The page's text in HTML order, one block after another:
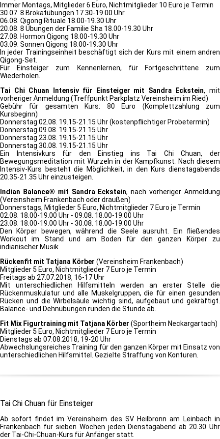
Immer Montags, Mitglieder 6 Euro, Nichtmitglieder 10 Euro je Termin
30.07. 8 Brokatübungen 17.30-19.00 Uhr
06.08. Qigong Rituale 18.00-19.30 Uhr
20.08. 8 Übungen der Familie Sha 18.00-19.30 Uhr
27.08. Hormon Qigong 18.00-19.30 Uhr
03.09. Sonnen Qigong 18.00-19.30 Uhr
In jeder Trainingseinheit beschäftigt sich der Kurs mit einem andren
Qigong-Set.
Für Einsteiger zum Kennenlernen, für Fortgeschrittene zum
Wiederholen.
Tai Chi Chuan Intensiv für Einsteiger mit Sandra Eckstein, mit
vorheriger Anmeldung (Treffpunkt Parkplatz Vereinsheim im Ried)
Gebühr für gesamten Kurs: 80 Euro (Komplettzahlung zum
Kursbeginn)
Donnerstag 02.08. 19.15-21.15 Uhr (kostenpflichtiger Probetermin)
Donnerstag 09.08. 19.15-21.15 Uhr
Donnerstag 23.08. 19.15-21.15 Uhr
Donnerstag 30.08. 19.15-21.15 Uhr
Ein Intensivkurs für den Einstieg ins Tai Chi Chuan, der
Bewegungsmeditation mit Wurzeln in der Kampfkunst. Nach diesem
Intensiv-Kurs besteht die Möglichkeit, in den Kurs dienstagabends
20.35-21.35 Uhr einzusteigen.
Indian Balance® mit Sandra Eckstein, nach vorheriger Anmeldung
(Vereinsheim Frankenbach oder draußen)
Donnerstags, Mitglieder 5 Euro, Nichtmitglieder 7 Euro je Termin
02.08. 18.00-19.00 Uhr - 09.08. 18.00-19.00 Uhr
23.08. 18.00-19.00 Uhr - 30.08. 18.00-19.00 Uhr
Den Körper bewegen, während die Seele ausruht. Ein fließendes
Workout im Stand und am Boden für den ganzen Körper zu
indianischer Musik
Rückenfit mit Tatjana Körber (Vereinsheim Frankenbach)
Mitglieder 5 Euro, Nichtmitglieder 7 Euro je Termin
Freitags ab 27.07.2018, 16-17 Uhr
Mit unterschiedlichen Hilfsmitteln werden an erster Stelle die
Rückenmuskulatur und alle Muskelgruppen, die für einen gesunden
Rücken und die Wirbelsäule wichtig sind, aufgebaut und gekräftigt.
Balance- und Dehnübungen runden die Stunde ab.
Fit Mix Figurtraining mit Tatjana Körber (Sportheim Neckargartach)
Mitglieder 5 Euro, Nichtmitglieder 7 Euro je Termin
Dienstags ab 07.08.2018, 19-20 Uhr
Abwechslungsreiches Training für den ganzen Körper mit Einsatz von
unterschiedlichen Hilfsmittel. Gezielte Straffung von Konturen.
Tai Chi Chuan für Einsteiger
Ab sofort findet im Vereinsheim des SV Heilbronn am Leinbach in
Frankenbach für sieben Wochen jeden Dienstagabend ab 20.30 Uhr
der Tai-Chi-Chuan-Kurs für Anfänger statt.